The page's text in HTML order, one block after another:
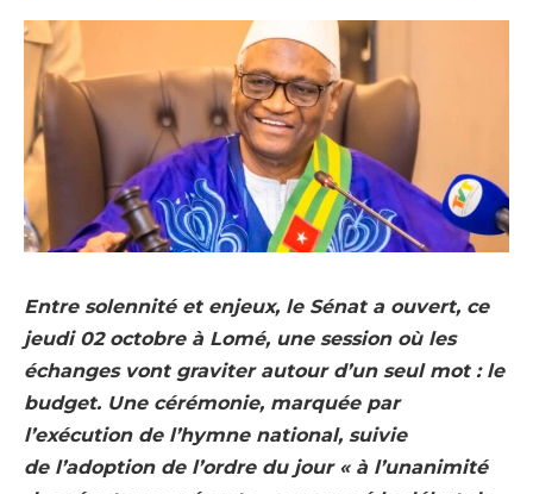
Entre solennité et enjeux, le Sénat a ouvert, ce
jeudi 02 octobre à Lomé, une session où les
échanges vont graviter autour d’un seul mot : le
budget. Une cérémonie, marquée par
l’exécution de l’hymne national, suivie
de l’adoption de l’ordre du jour « à l’unanimité